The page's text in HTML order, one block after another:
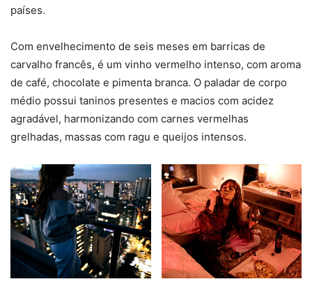
países.
Com envelhecimento de seis meses em barricas de
carvalho francês, é um vinho vermelho intenso, com aroma
de café, chocolate e pimenta branca. O paladar de corpo
médio possui taninos presentes e macios com acidez
agradável, harmonizando com carnes vermelhas
grelhadas, massas com ragu e queijos intensos.